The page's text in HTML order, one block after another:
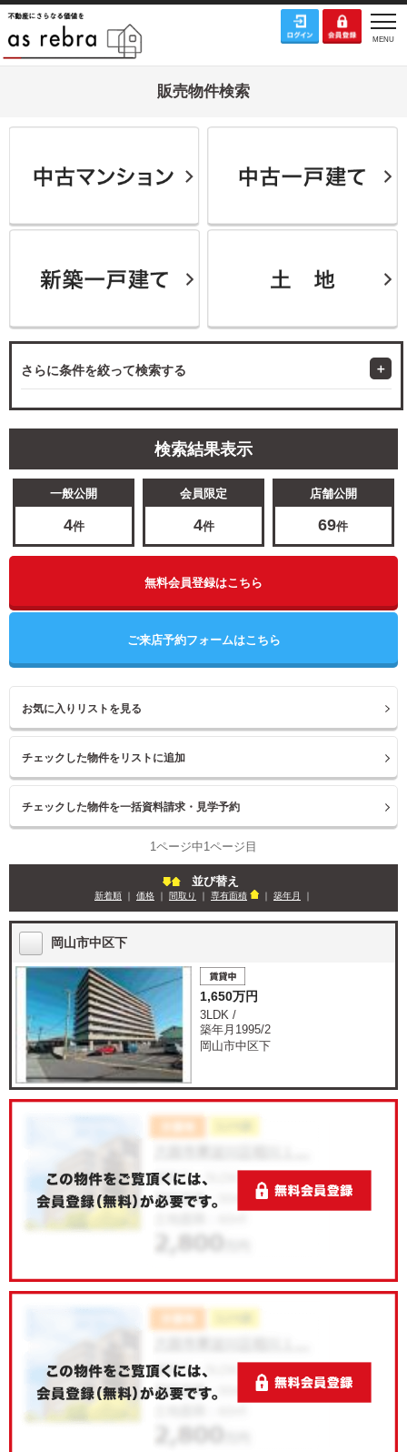
販売物件検索
さらに条件を絞って検索する
検索結果表示
一般公開
4件
会員限定
4件
店舗公開
69件
無料会員登録はこちら
ご来店予約フォームはこちら
お気に入りリストを見る
1ページ中1ページ目
並び替え
新着順 ｜ 価格 ｜ 間取り ｜ 専有面積 ｜ 築年月 ｜
岡山市中区下
1,650万円
3LDK /
築年月1995/2
岡山市中区下